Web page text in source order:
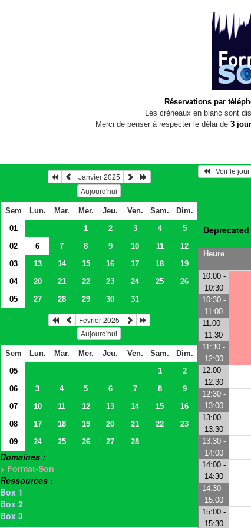
Réservations par
Les créneaux en blanc sont
Merci de penser à respecter le délai de 3
Janvier 2025
Aujourd'hui
Sem Lun. Mar. Mer. Jeu. Ven. Sam.
Dim.
01
1 2 3 4
5
02
6 7 8 9 10 11
12
03
13 14 15 16 17 18
19
04
20 21 22 23 24 25
26
05
27 28 29 30 31
Février 2025
Aujourd'hui
Sem Lun. Mar. Mer. Jeu. Ven. Sam.
Dim.
05
1
2
06
3 4 5 6 7 8
9
07
10 11 12 13 14 15
16
08
17 18 19 20 21 22
23
09
24 25 26 27 28
Domaines :
> Format-Son
Ressources :
Box 1
Box 2
Box 3
Voir le
Deprecated
Heure
10:00 -
10:30
10:30 -
11:00
11:00 -
11:30
11:30 -
12:00
12:00 -
12:30
12:30 -
13:00
13:00 -
13:30
13:30 -
14:00
14:00 -
14:30
14:30 -
15:00
15:00 -
15:30